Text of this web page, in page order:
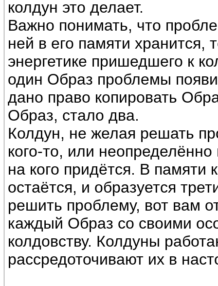
колдун это делает.
Важно понимать, что
ней в его памяти
энергетике пришедшего к
один Образ проблемы
дано право копировать
Образ, стало два.
Колдун, не желая решать
кого-то, или неопределённо
на кого придётся. В
остаётся, и образуется
решить проблему, вот вам
каждый Образ со своими
колдовству. Колдуны
рассредоточивают их в